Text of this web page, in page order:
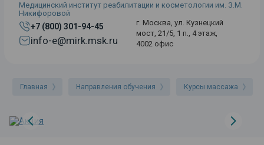
Медицинский институт реабилитации и косметологии им. З.М.
Никифоровой
+7 (800) 301-94-45
info-e@mirk.msk.ru
г. Москва, ул. Кузнецкий
мост, 21/5, 1 п., 4 этаж,
4002 офис
Главная Направления обучения Курсы массажа